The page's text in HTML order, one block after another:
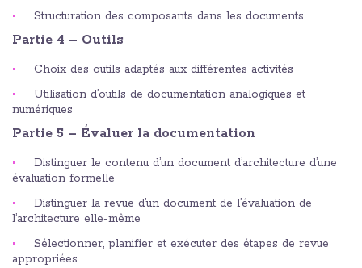
Structuration des composants dans les documents
Partie 4 – Outils
Choix des outils adaptés aux différentes activités
Utilisation d’outils de documentation analogiques et
numériques
Partie 5 – Évaluer la documentation
Distinguer le contenu d’un document d’architecture d’une
évaluation formelle
Distinguer la revue d’un document de l’évaluation de
l’architecture elle-même
Sélectionner, planifier et exécuter des étapes de revue
appropriées